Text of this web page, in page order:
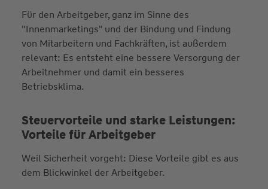
Für den Arbeitgeber, ganz im Sinne des
"Innenmarketings" und der Bindung und Findung
von Mitarbeitern und Fachkräften, ist außerdem
relevant: Es entsteht eine bessere Versorgung der
Arbeitnehmer und damit ein besseres
Betriebsklima.
Steuervorteile und starke Leistungen:
Vorteile für Arbeitgeber
Weil Sicherheit vorgeht: Diese Vorteile gibt es aus
dem Blickwinkel der Arbeitgeber.